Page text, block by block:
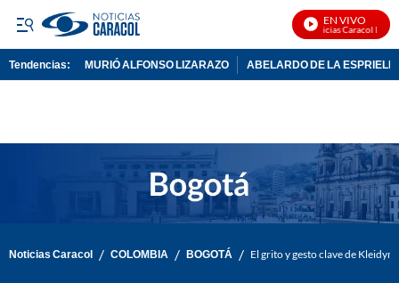
EN VIVO
Noticias Caracol En Vivo
Tendencias: MURIÓ ALFONSO LIZARAZO ABELARDO DE LA
Noticias Caracol / COLOMBIA / BOGOTÁ / El grito y gesto clave de